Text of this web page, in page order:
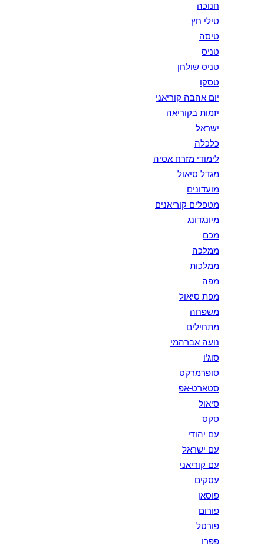
חנוכה
טילי חץ
טיסה
טניס
טניס שולחן
טסקו
יום אהבה קוריאני
יזמות בקוריאה
ישראל
כלכלה
לימודי מזרח אסיה
מגדל סיאול
מועדונים
מטפלים קוריאנים
מיונגדונג
מכם
ממלכה
ממלכות
מפה
מפת סיאול
משפחה
מתחילים
נועה אברהמי
סוג'ו
סופרמרקט
סטארט-אפ
סיאול
סקס
עם יהודי
עם ישראל
עם קוריאני
עסקים
פוסאן
פורום
פורטל
פפרו